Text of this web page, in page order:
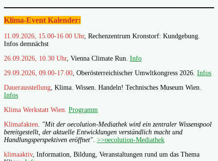
Klima-Event Kalender:
11.09.2026, 15.00-16.00 Uhr, Rechenzentrum Kronstorf: Kundgebung.
Infos demnächst
26.09.2026, 10.30 Uhr, Vienna Climate Run. Info
29.09.2026, 09.00-17.00, Oberösterreichischer Umwltkongress 2026. Infos
Dauerausstellung, Klima. Wissen. Handeln! Technisches Museum Wien.
Infos
Klima Werkstatt Wien. Programm
Klimafakten. "Mit der oecolution-Mediathek wird ein zentraler Wissenspool
bereitgestellt, der aktuelle Entwicklungen verständlich macht und
Handlungsperspektiven eröffnet". >>oecolution-Mediathek
klimaaktiv, Information, Bildung, Veranstaltungen rund um das Thema